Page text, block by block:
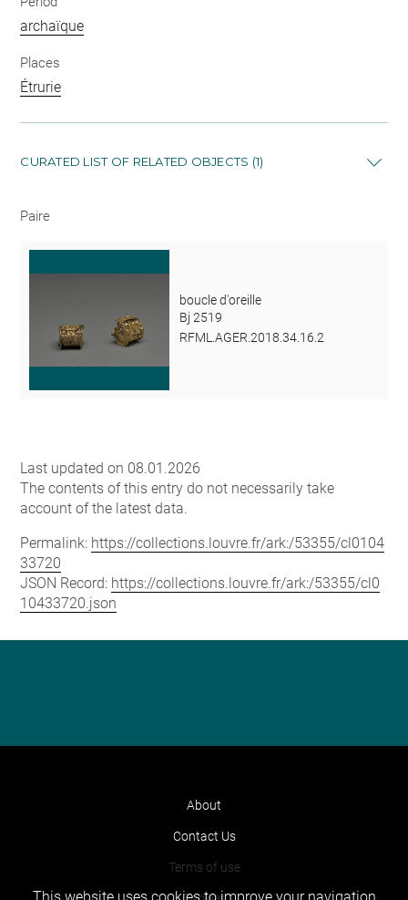
archaïque
Places
Étrurie
CURATED LIST OF RELATED OBJECTS (1)
Paire
boucle d'oreille
Bj 2519
RFML.AGER.2018.34.16.2
Last updated on 08.01.2026
The contents of this entry do not necessarily take
account of the latest data.
Permalink: https://collections.louvre.fr/ark:/53355/cl0104
33720
JSON Record: https://collections.louvre.fr/ark:/53355/cl0
10433720.json
About
Contact Us
Terms of use